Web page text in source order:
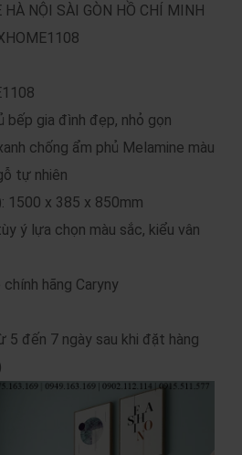
HÀ NỘI SÀI GÒN HỒ CHÍ MINH
bếp gia đình đẹp, nhỏ gọn
chống ẩm phủ Melamine màu
tự nhiên
1500 x 385 x 850mm
ý lựa chọn màu sắc, kiểu vân
hãng Caryny
5 đến 7 ngày sau khi đặt hàng